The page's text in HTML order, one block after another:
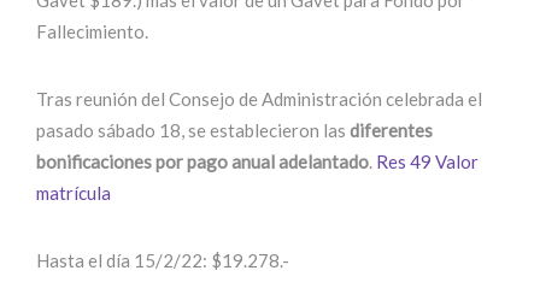
Fallecimiento.
Tras reunión del Consejo de Administración celebrada el
pasado sábado 18, se establecieron las diferentes
bonificaciones por pago anual adelantado Res 49 Valor
matrícula
Hasta el día 15/2/22: $19.278.-